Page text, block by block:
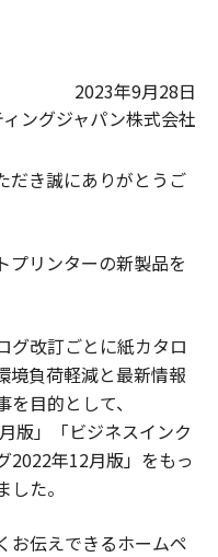
2023年9月28日
ングジャパン株式会社
だき誠にありがとうご
プリンターの新製品を
グ改訂ごとに紙カタロ
境負荷軽減と最新情報
目的として、
版」「ビジネスインク
2022年12月版」をもっ
た。
お伝えできるホームペ